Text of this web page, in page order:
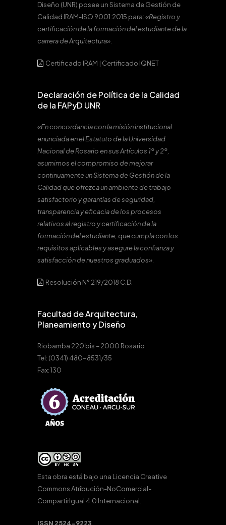
Diseño (UNR) posee un Sistema de Gestión de
Calidad IRAM-ISO 9001:2015 para:«Registro y
certificación de la formación del estudiante de la
carrera de Arquitectura».
Certificado IRAM | Certificado IQNET
Declaración de Política de la Calidad
de la FAPyD UNR
«En concordancia con la misión institucional
enunciada en el Estatuto de la Universidad
Nacional de Rosario en sus Artículos 1º y 2º,
asumimos el compromiso de mejorar
continuamente un Sistema de Gestión de la
Calidad que ofrezca un ambiente de trabajo
satisfactorio y garantías de seguridad,
transparencia y eficacia de los procesos
relativos al registro y certificación de la
formación del estudiante, que cumpla con los
requisitos aplicables y asegure la confianza y
satisfacción de nuestros graduados».
Resolución N° 219/2018 C.D.
Facultad de Arquitectura,
Planeamiento y Diseño
Riobamba 220 bis – 2000 Rosario
Tel: (0341) 480-8531/35
Fax: 130
Esta obra está bajo una Licencia Creative
Commons Atribución-NoComercial-
CompartirIgual 4.0 Internacional.
ISSN 2524-9223